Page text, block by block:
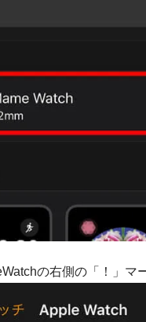
の右側の「！」マ